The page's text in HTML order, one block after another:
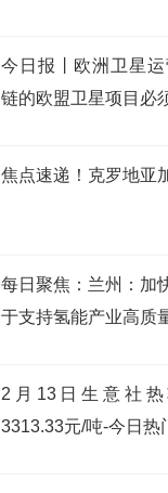
今日报丨欧洲卫星
链的欧盟卫星项目必
焦点速递！克罗地亚
每日聚焦：兰州：加
于支持氢能产业高质
2月13日生意社
3313.33元/吨-今日热